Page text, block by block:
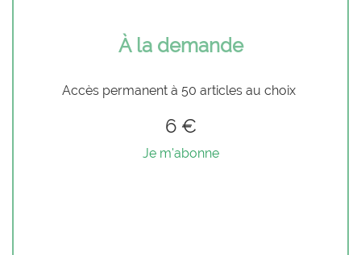
À la demande
Accès permanent à 50 articles au choix
6 €
Je m'abonne